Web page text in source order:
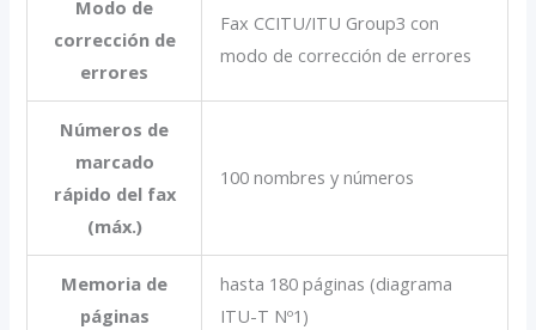
Modo de
corrección de
errores
Fax CCITU/ITU Group3 con
modo de corrección de errores
Números de
marcado
rápido del fax
(máx.)
100 nombres y números
Memoria de
páginas
hasta 180 páginas (diagrama
ITU-T Nº1)